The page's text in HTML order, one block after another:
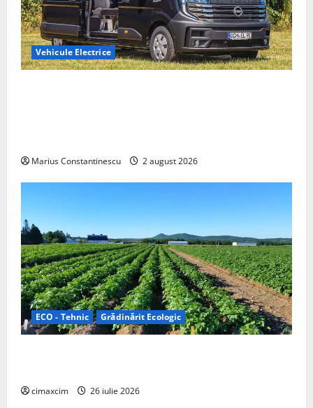
Vehicule Electrice
Marius Constantinescu 2 august 2026
ECO - Tehnic Grădinărit Ecologic
cimaxcim 26 iulie 2026